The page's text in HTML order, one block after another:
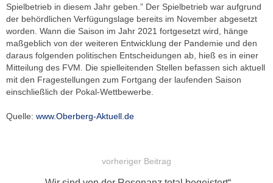
Spielbetrieb in diesem Jahr geben.” Der Spielbetrieb war aufgrund
der behördlichen Verfügungslage bereits im November abgesetzt
worden. Wann die Saison im Jahr 2021 fortgesetzt wird, hänge
maßgeblich von der weiteren Entwicklung der Pandemie und den
daraus folgenden politischen Entscheidungen ab, hieß es in einer
Mitteilung des FVM. Die spielleitenden Stellen befassen sich aktuell
mit den Fragestellungen zum Fortgang der laufenden Saison
einschließlich der Pokal-Wettbewerbe.
Quelle: www.Oberberg-Aktuell.de
vorheriger Beitrag